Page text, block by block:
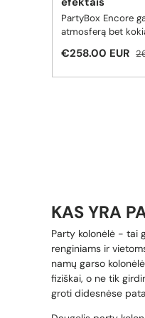
PartyBox Encore
atmosferą bet
Pardavimo
€258.00 EUR
KAS YRA
Party kolonėlė - tai
renginiams ir
namų garso
fiziškai, o ne tik
groti didesnėse